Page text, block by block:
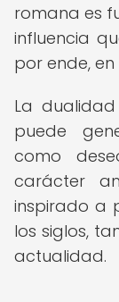
romana es
influencia
por ende,
La
puede
como
carácter
inspirado a
los siglos,
actualidad.